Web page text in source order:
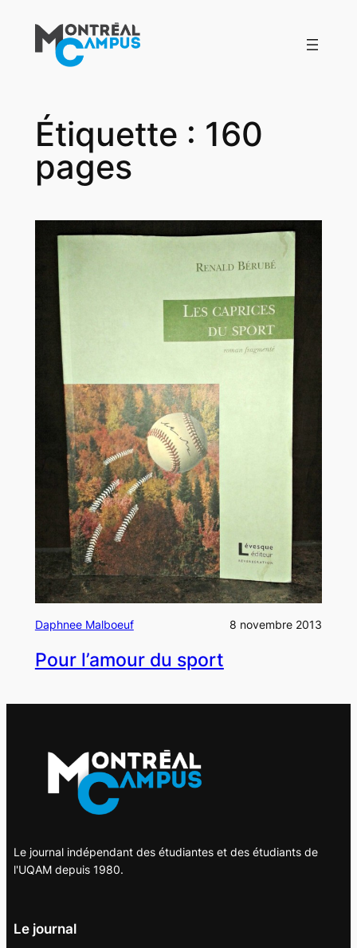
contenu
Étiquette : 160
pages
Daphnee Malboeuf 8 novembre 2013
Pour l’amour du sport
Le journal indépendant des étudiantes et des étudiants de
l'UQAM depuis 1980.
Le journal